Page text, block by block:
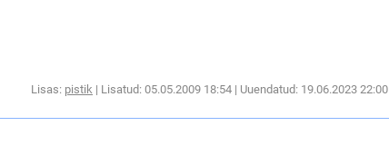
Lisas: pistik | Lisatud: 05.05.2009 18:54 | Uuendatud: 19.06.2023 22:00